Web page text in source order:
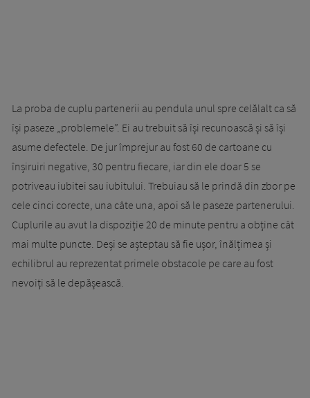
La proba de cuplu partenerii au pendula unul spre celălalt ca să
își paseze „problemele”. Ei au trebuit să își recunoască și să își
asume defectele. De jur împrejur au fost 60 de cartoane cu
înșiruiri negative, 30 pentru fiecare, iar din ele doar 5 se
potriveau iubitei sau iubitului. Trebuiau să le prindă din zbor pe
cele cinci corecte, una câte una, apoi să le paseze partenerului.
Cuplurile au avut la dispoziție 20 de minute pentru a obține cât
mai multe puncte. Deși se așteptau să fie ușor, înălțimea și
echilibrul au reprezentat primele obstacole pe care au fost
nevoiți să le depășească.